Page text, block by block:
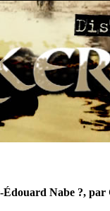
Édouard Nabe ?, par